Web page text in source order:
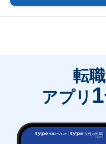
転
アプリ 1